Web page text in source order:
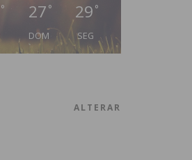
° 27 °
DOM
29 °
SEG
ALTERAR